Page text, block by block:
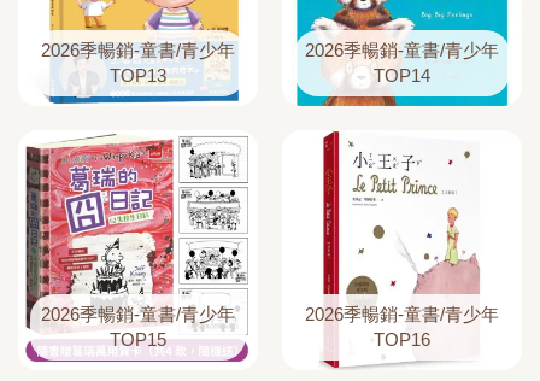
2026季暢銷-童書/青少年
TOP13
2026季暢銷-童書/青少年
TOP14
2026季暢銷-童書/青少年
TOP15
2026季暢銷-童書/青少年
TOP16